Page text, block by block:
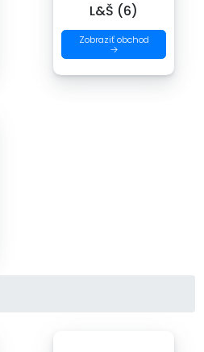
L&Š (6)
Zobraziť obchod
→